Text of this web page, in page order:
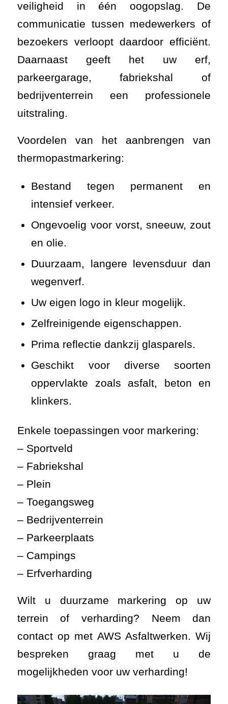
veiligheid in één oogopslag. De
communicatie tussen medewerkers of
bezoekers verloopt daardoor efficiënt.
Daarnaast geeft het uw erf,
parkeergarage, fabriekshal of
bedrijventerrein een professionele
uitstraling.
Voordelen van het aanbrengen van
thermopastmarkering:
Bestand tegen permanent en
intensief verkeer.
Ongevoelig voor vorst, sneeuw, zout
en olie.
Duurzaam, langere levensduur dan
wegenverf.
Uw eigen logo in kleur mogelijk.
Zelfreinigende eigenschappen.
Prima reflectie dankzij glasparels.
Geschikt voor diverse soorten
oppervlakte zoals asfalt, beton en
klinkers.
Enkele toepassingen voor markering:
– Sportveld
– Fabriekshal
– Plein
– Toegangsweg
– Bedrijventerrein
– Parkeerplaats
– Campings
– Erfverharding
Wilt u duurzame markering op uw
terrein of verharding? Neem dan
contact op met AWS Asfaltwerken. Wij
bespreken graag met u de
mogelijkheden voor uw verharding!